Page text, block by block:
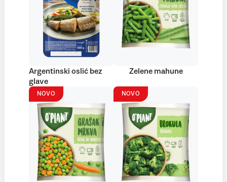
Argentinski oslić bez
glave
Zelene mahune
NOVO NOVO